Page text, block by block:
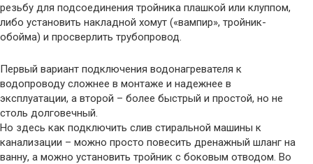
резьбу для подсоединения тройника плашкой или клуппом,
либо установить накладной хомут («вампир», тройник-
обойма) и просверлить трубопровод.
Первый вариант подключения водонагревателя к
водопроводу сложнее в монтаже и надежнее в
эксплуатации, а второй – более быстрый и простой, но не
столь долговечный.
Но здесь как подключить слив стиральной машины к
канализации – можно просто повесить дренажный шланг на
ванну, а можно установить тройник с боковым отводом. Во